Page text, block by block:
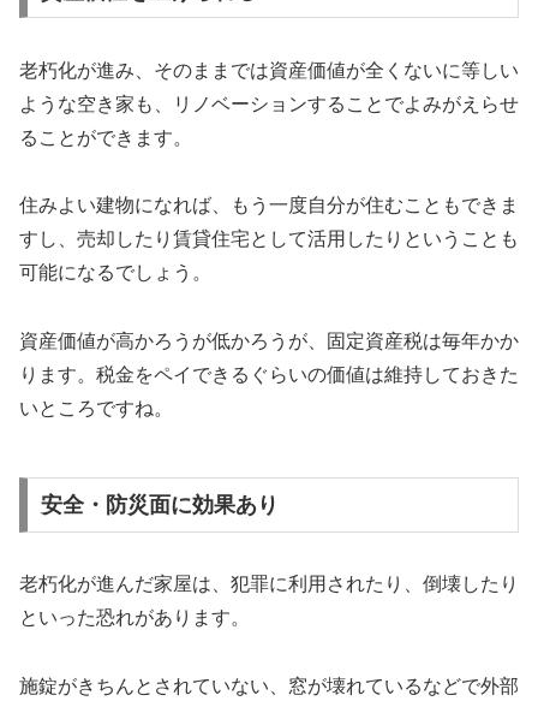
老朽化が進み、そのままでは資産価値が全くないに等しい
ような空き家も、リノベーションすることでよみがえらせ
ることができます。
住みよい建物になれば、もう一度自分が住むこともできま
すし、売却したり賃貸住宅として活用したりということも
可能になるでしょう。
資産価値が高かろうが低かろうが、固定資産税は毎年かか
ります。税金をペイできるぐらいの価値は維持しておきた
いところですね。
安全・防災面に効果あり
老朽化が進んだ家屋は、犯罪に利用されたり、倒壊したり
といった恐れがあります。
施錠がきちんとされていない、窓が壊れているなどで外部